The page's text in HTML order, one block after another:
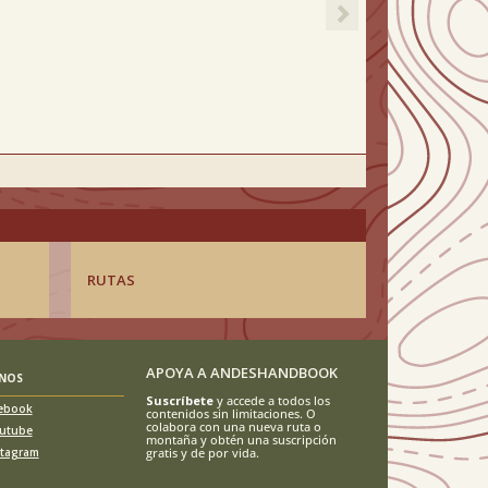
RUTAS
APOYA A ANDESHANDBOOK
Suscríbetey accede a todos los
contenidos sin limitaciones. O
colabora con una nueva ruta o
montaña y obtén una suscripción
gratis y de por vida.